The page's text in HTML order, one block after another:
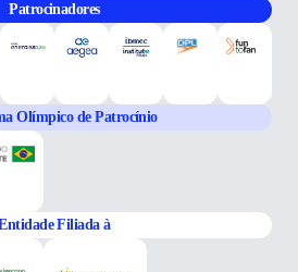
Patrocinadores
Olímpico de Patrocínio
Filiada à